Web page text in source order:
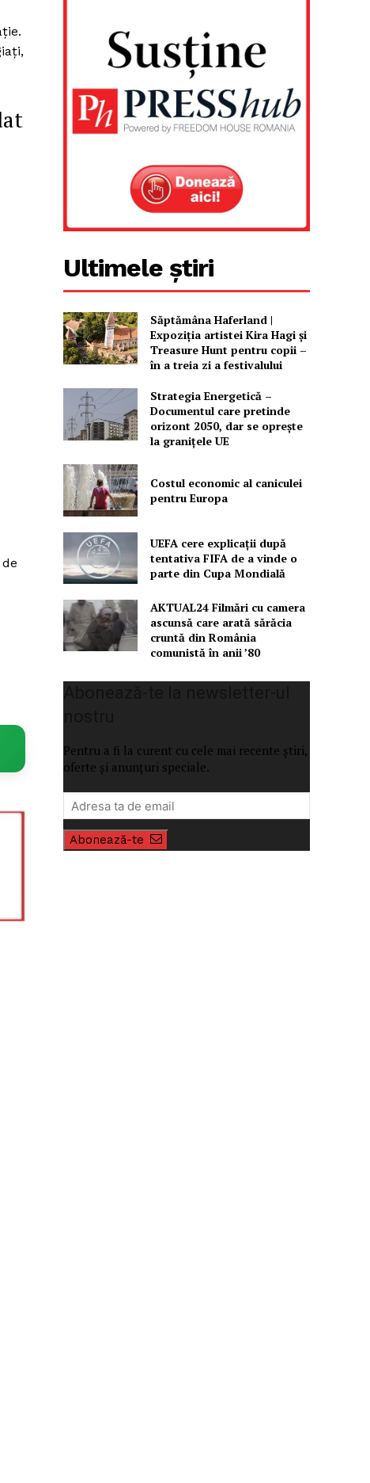
Ultimele știri
Săptămâna Haferland |
Expoziţia artistei Kira Hagi şi
Treasure Hunt pentru copii –
în a treia zi a festivalului
Strategia Energetică –
Documentul care pretinde
orizont 2050, dar se oprește
la granițele UE
Costul economic al caniculei
pentru Europa
UEFA cere explicații după
tentativa FIFA de a vinde o
parte din Cupa Mondială
AKTUAL24 Filmări cu camera
ascunsă care arată sărăcia
cruntă din România
comunistă în anii ’80
Pentru a fi la curent cu cele mai recente știri,
oferte și anunțuri speciale.
Abonează-te